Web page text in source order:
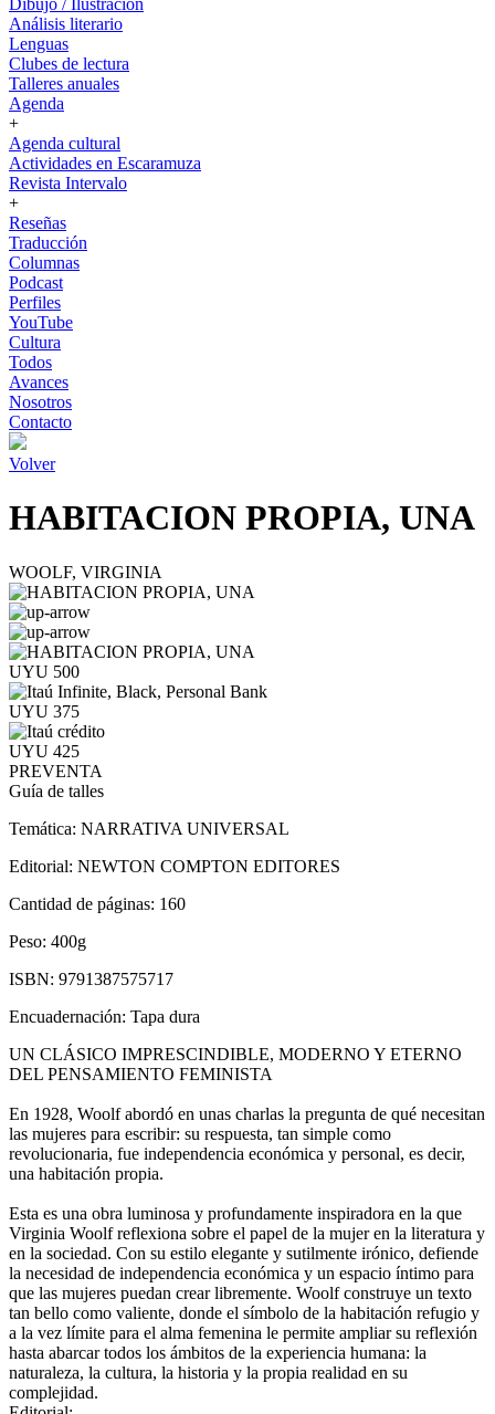
Dibujo / Ilustración
Análisis literario
Lenguas
Clubes de lectura
Talleres anuales
Agenda
+
Agenda cultural
Actividades en Escaramuza
Revista Intervalo
+
Reseñas
Traducción
Columnas
Podcast
Perfiles
YouTube
Cultura
Todos
Avances
Nosotros
Contacto
Volver
HABITACION PROPIA, UNA
WOOLF, VIRGINIA
UYU 500
UYU 375
UYU 425
PREVENTA
Guía de talles
Temática: NARRATIVA UNIVERSAL
Editorial: NEWTON COMPTON EDITORES
Cantidad de páginas: 160
Peso: 400g
ISBN: 9791387575717
Encuadernación: Tapa dura
UN CLÁSICO IMPRESCINDIBLE, MODERNO Y ETERNO
DEL PENSAMIENTO FEMINISTA
En 1928, Woolf abordó en unas charlas la pregunta de qué necesitan
las mujeres para escribir: su respuesta, tan simple como
revolucionaria, fue independencia económica y personal, es decir,
una habitación propia.
Esta es una obra luminosa y profundamente inspiradora en la que
Virginia Woolf reflexiona sobre el papel de la mujer en la literatura y
en la sociedad. Con su estilo elegante y sutilmente irónico, defiende
la necesidad de independencia económica y un espacio íntimo para
que las mujeres puedan crear libremente. Woolf construye un texto
tan bello como valiente, donde el símbolo de la habitación refugio y
a la vez límite para el alma femenina le permite ampliar su reflexión
hasta abarcar todos los ámbitos de la experiencia humana: la
naturaleza, la cultura, la historia y la propia realidad en su
complejidad.